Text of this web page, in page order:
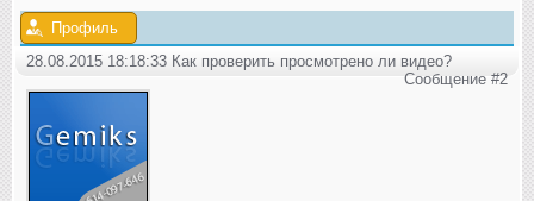
Профиль
28.08.2015 18:18:33 Как проверить просмотрено ли видео?
Сообщение #2